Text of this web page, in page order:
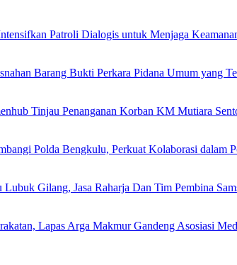
Patroli Dialogis untuk Menjaga
Barang Bukti Perkara Pidana Umum yang
Tinjau Penanganan Korban KM Mutiara
Polda Bengkulu, Perkuat Kolaborasi dalam
Gilang, Jasa Raharja Dan Tim Pembina
Lapas Arga Makmur Gandeng Asosiasi